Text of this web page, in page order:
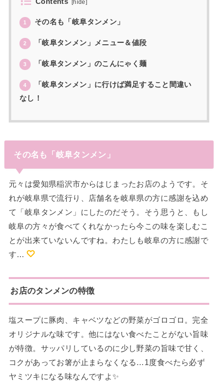
Contents [hide]
1 その名も「岐阜タンメン」
2 「岐阜タンメン」メニュー＆値段
3 「岐阜タンメン」のこんにゃく麺
4
「岐阜タンメン」に行けば満足すること間違い
なし！
その名も「岐阜タンメン」
元々は愛知県稲沢市からはじまったお店のようです。そ
れが岐阜県で流行り、店舗名を岐阜県の方に感謝を込め
て「岐阜タンメン」にしたのだそう。そう思うと、もし
岐阜の方々が食べてくれなかったら今この味を楽しむこ
とが出来ていないんですね。わたしも岐阜の方に感謝で
す…
お店のタンメンの特徴
塩スープに豚肉、キャベツなどの野菜がゴロゴロ。完全
オリジナルな味です。他にはない食べたことがない旨味
が特徴。サッパリしているのに少し野菜の旨味で甘く、
コクがあってお箸が止まらなくなる…1度食べたら必ず
ヤミツキになる味なんですよ✨